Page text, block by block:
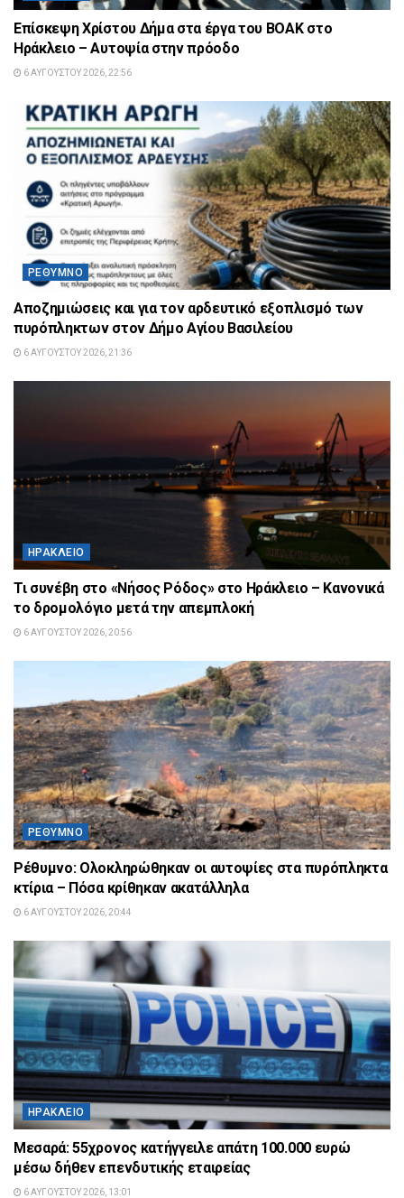
Επίσκεψη Χρίστου Δήμα στα έργα του ΒΟΑΚ στο
Ηράκλειο – Αυτοψία στην πρόοδο
6 ΑΥΓΟΎΣΤΟΥ 2026, 22:56
ΡΈΘΥΜΝΟ
Αποζημιώσεις και για τον αρδευτικό εξοπλισμό των
πυρόπληκτων στον Δήμο Αγίου Βασιλείου
6 ΑΥΓΟΎΣΤΟΥ 2026, 21:36
ΗΡΆΚΛΕΙΟ
Τι συνέβη στο «Νήσος Ρόδος» στο Ηράκλειο – Κανονικά
το δρομολόγιο μετά την απεμπλοκή
6 ΑΥΓΟΎΣΤΟΥ 2026, 20:56
ΡΈΘΥΜΝΟ
Ρέθυμνο: Ολοκληρώθηκαν οι αυτοψίες στα πυρόπληκτα
κτίρια – Πόσα κρίθηκαν ακατάλληλα
6 ΑΥΓΟΎΣΤΟΥ 2026, 20:44
ΗΡΆΚΛΕΙΟ
Μεσαρά: 55χρονος κατήγγειλε απάτη 100.000 ευρώ
μέσω δήθεν επενδυτικής εταιρείας
6 ΑΥΓΟΎΣΤΟΥ 2026, 13:01